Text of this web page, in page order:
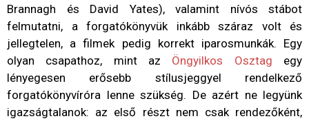
Brannagh és David Yates), valamint nívós stábot
felmutatni, a forgatókönyvük inkább száraz volt és
jellegtelen, a filmek pedig korrekt iparosmunkák. Egy
olyan csapathoz, mint az Öngyilkos Osztag egy
lényegesen erősebb stílusjeggyel rendelkező
forgatókönyvíróra lenne szükség. De azért ne legyünk
igazságtalanok: az első részt nem csak rendezőként,